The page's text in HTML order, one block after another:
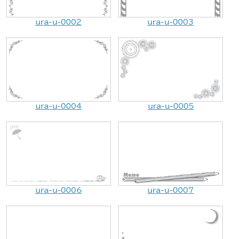
ura-u-0002 ura-u-0003
ura-u-0004 ura-u-0005
ura-u-0006 ura-u-0007